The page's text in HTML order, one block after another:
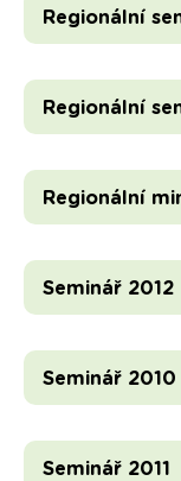
Regionální
Regionální
Regionální
Seminář 2012
Seminář 2010
Seminář 2011